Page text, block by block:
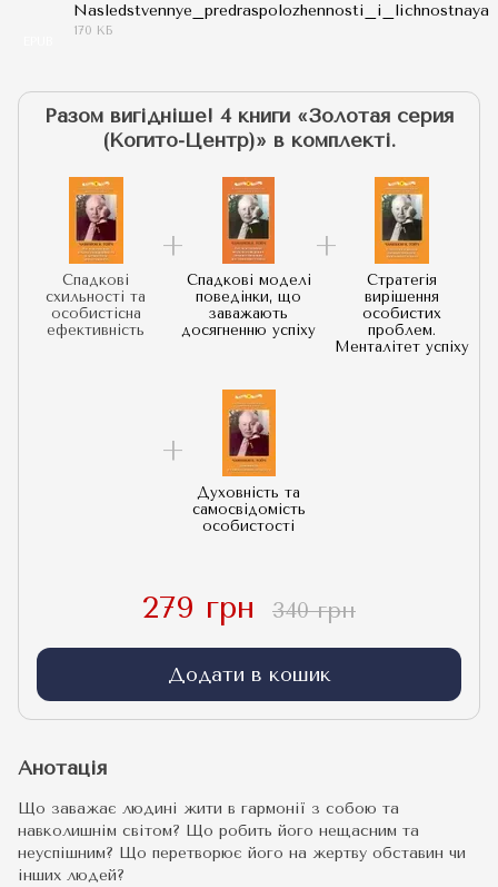
Nasledstvennye_predraspolozhennosti_i_lichnostnaya
170 КБ
Разом вигідніше! 4 книги «Золотая серия
(Когито-Центр)» в комплекті.
Спадкові
схильності та
особистісна
ефективність
Спадкові моделі
поведінки, що
заважають
досягненню успіху
Стратегія
вирішення
особистих
проблем.
Менталітет успіху
Духовність та
самосвідомість
особистості
279 грн 340 грн
Додати в кошик
Анотація
Що заважає людині жити в гармонії з собою та
навколишнім світом? Що робить його нещасним та
неуспішним? Що перетворює його на жертву обставин чи
інших людей?